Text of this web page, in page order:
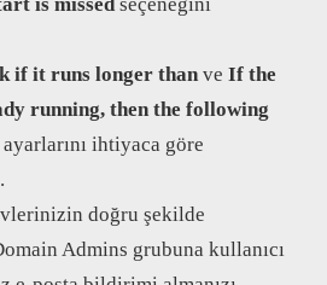
if it runs longer than veIf the
running, then the following
ayarlarını ihtiyaca göre
doğru şekilde
Admins grubuna kullanıcı